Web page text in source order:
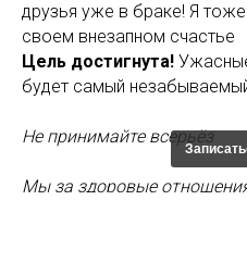
друзья уже в браке! Я
своем внезапном счастье
Цель достигнута!
будет самый
Не принимайте всерьёз
Мы за здоровые